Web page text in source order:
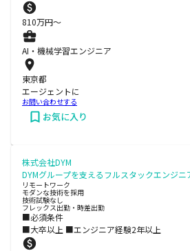
810万円〜
AI・機械学習エンジニア
東京都
エージェントに
お問い合わせする
お気に入り
株式会社DYM
DYMグループを支えるフルスタックエンジニ
リモートワーク
モダンな技術を採用
技術試験なし
フレックス出勤・時差出勤
■必須条件
■大卒以上 ■エンジニア経験2年以上